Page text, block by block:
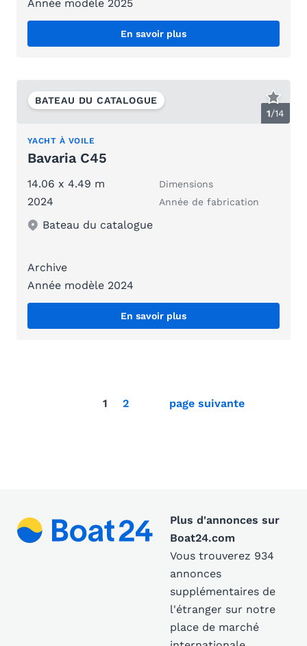
Année modèle 2025
En savoir plus
1/14
BATEAU DU CATALOGUE
YACHT À VOILE
Bavaria C45
14.06 x 4.49 m Dimensions
2024 Année de fabrication
Bateau du catalogue
Archive
Année modèle 2024
En savoir plus
1 2 page suivante
Plus d'annonces sur
Boat24.com
Vous trouverez 934
annonces
supplémentaires de
l'étranger sur notre
place de marché